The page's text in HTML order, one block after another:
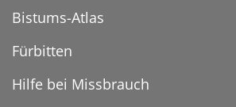
Bistums-Atlas
Fürbitten
Hilfe bei Missbrauch